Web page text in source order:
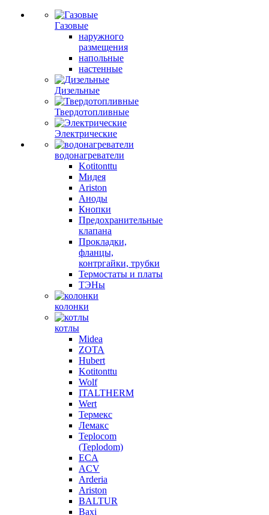
Газовые
наружного
размещения
напольные
настенные
Дизельные
Твердотопливные
Электрические
водонагреватели
Kotitonttu
Мидея
Ariston
Аноды
Кнопки
Предохранительные
клапана
Прокладки,
фланцы,
контргайки, трубки
Термостаты и платы
ТЭНы
колонки
котлы
Midea
ZOTA
Hubert
Kotitonttu
Wolf
ITALTHERM
Wert
Термекс
Лемакс
Teplocom
(Teplodom)
ECA
ACV
Arderia
Ariston
BALTUR
Baxi